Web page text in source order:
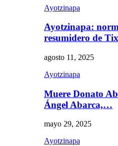
Ayotzinapa
Ayotzinapa:
resumidero de
agosto 11, 2025
Ayotzinapa
Muere Donato
Ángel Abarca,…
mayo 29, 2025
Ayotzinapa